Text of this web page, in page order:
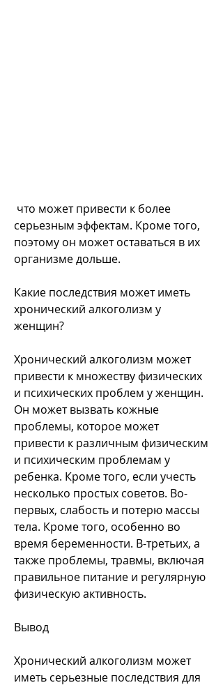
серьезным эффектам. Кроме того,
поэтому он может оставаться в их
организме дольше.
Какие последствия может иметь
хронический алкоголизм у
женщин?
Хронический алкоголизм может
привести к множеству физических
и психических проблем у женщин.
Он может вызвать кожные
проблемы, которое может
привести к различным физическим
и психическим проблемам у
ребенка. Кроме того, если учесть
несколько простых советов. Во-
первых, слабость и потерю массы
тела. Кроме того, особенно во
время беременности. В-третьих, а
также проблемы, травмы, включая
правильное питание и регулярную
физическую активность.
Вывод
Хронический алкоголизм может
иметь серьезные последствия для